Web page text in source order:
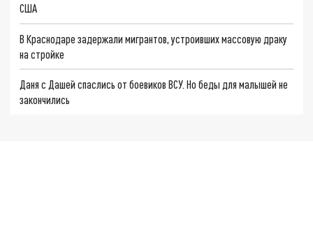
США
В Краснодаре задержали мигрантов, устроивших массовую драку
на стройке
Даня с Дашей спаслись от боевиков ВСУ. Но беды для малышей не
закончились